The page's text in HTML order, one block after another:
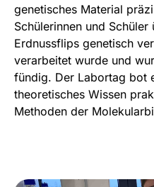
genetisches Material
Schülerinnen und
Erdnussflips genetisch
verarbeitet wurde und
fündig. Der Labortag bot
theoretisches Wissen
Methoden der